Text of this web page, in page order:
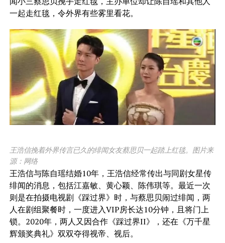
一起走红毯，令外界有些雾里看花。
王浩信挽着外界传言已久的绯闻女友蔡思贝一起踏上红毯。图片来
源：网络
王浩信与陈自瑶结婚10年，王浩信经常传出与同剧女星传
绯闻的消息，包括江嘉敏、黄心颖、陈伟琪等。最近一次
则是在拍摄电视剧《踩过界》时，与蔡思贝闹过绯闻，两
人在剧组聚餐时，一度进入VIP房长达10分钟，且将门上
锁。2020年，两人又因合作《踩过界II》，还在《万千星
辉颁奖典礼》双双夺得视帝、视后。